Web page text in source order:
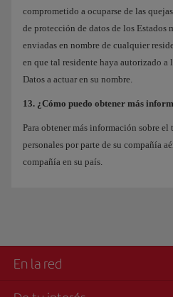
comprometido a ocuparse de las
de protección de datos de los Estados
enviadas en nombre de cualquier
en que tal residente haya autorizado a
Datos a actuar en su nombre.
13. ¿Cómo puedo obtener más
Para obtener más información sobre el
personales por parte de su compañía
compañía en su país.
En la red